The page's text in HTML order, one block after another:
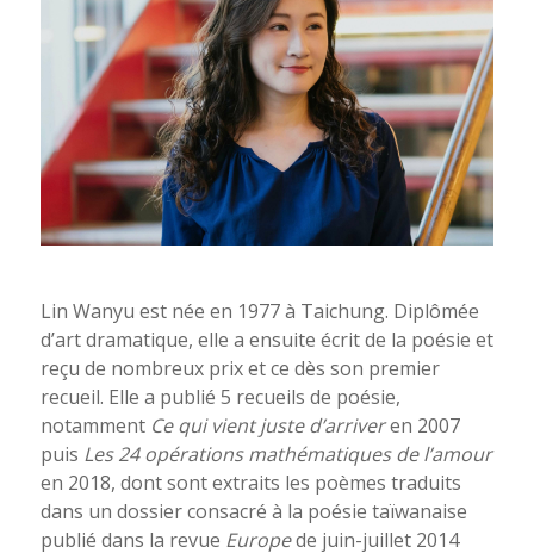
Lin Wan-yu (D.R.)
Lin Wanyu est née en 1977 à Taichung. Diplômée
d’art dramatique, elle a ensuite écrit de la poésie et
reçu de nombreux prix et ce dès son premier
recueil. Elle a publié 5 recueils de poésie,
notamment Ce qui vient juste d’arriveren 2007
puis Les 24 opérations mathématiques de l’amour
en 2018, dont sont extraits les poèmes traduits
dans un dossier consacré à la poésie taïwanaise
publié dans la revue Europede juin-juillet 2014